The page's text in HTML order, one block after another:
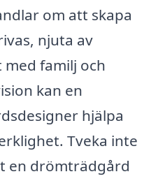
om att skapa
njuta av
familj och
kan en
hjälpa
Tveka inte
en drömträdgård